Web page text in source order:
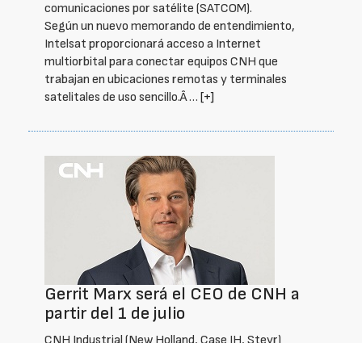
comunicaciones por satélite (SATCOM).
Según un nuevo memorando de entendimiento,
Intelsat proporcionará acceso a Internet
multiorbital para conectar equipos CNH que
trabajan en ubicaciones remotas y terminales
satelitales de uso sencillo.Â … [+]
Gerrit Marx será el CEO de CNH a
partir del 1 de julio